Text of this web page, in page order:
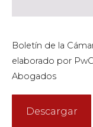
Boletín de la
elaborado por
Abogados
Descargar